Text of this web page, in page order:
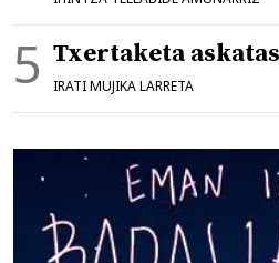
Txertaketa
IRATI MUJIKA LARRETA